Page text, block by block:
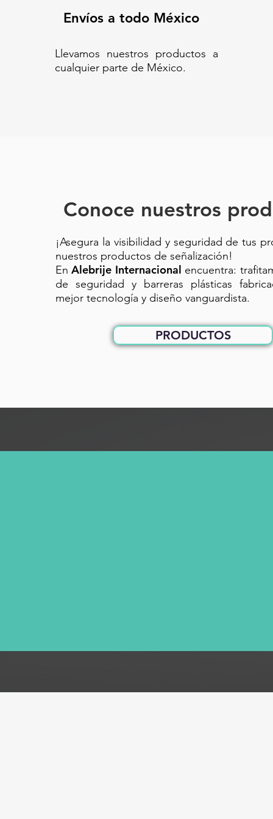
REDUCTOR DE VELOCIDAD//
Envíos a todo México
Llevamos nuestros productos a
cualquier parte de México.
Conoce nuestros
¡Asegura la visibilidad y seguridad de tus
nuestros productos de señalización!
EnAlebrije Internacional encuentra:
de seguridad y barreras plásticas
mejor tecnología y diseño vanguardista.
PRODUCTOS